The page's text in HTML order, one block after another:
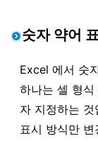
숫자 약어
Excel 에서 숫
하나는 셀 형
자 지정하는
표시 방식만